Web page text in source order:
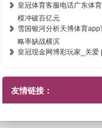
皇冠体育客服电话广东体
模冲破百亿元
雪国银河分析天博体育
略率缺战横滨
皇冠现金网博彩玩家_关爱
友情链接：